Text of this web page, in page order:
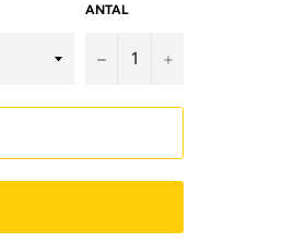
ANTAL
− +